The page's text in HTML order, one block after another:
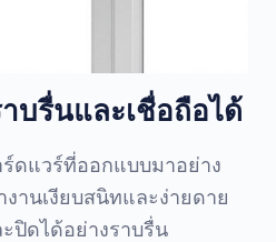
บรื่นและเชื่อถือได้
ดแวร์ที่ออกแบบมาอย่าง
านเงียบสนิทและง่ายดาย
ปิดได้อย่างราบรื่น